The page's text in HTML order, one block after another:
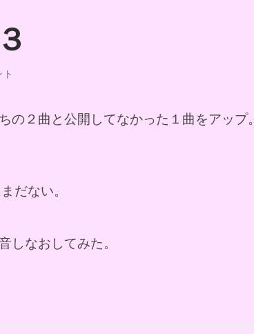
の２曲と公開してなかった１曲をアップ。
だない。
しなおしてみた。